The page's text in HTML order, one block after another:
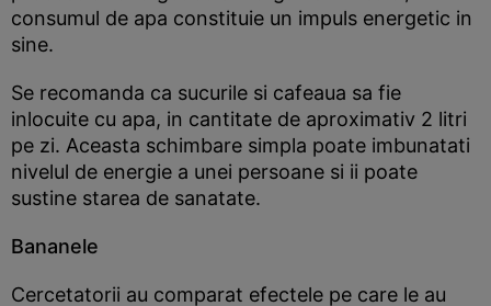
consumul de apa constituie un impuls energetic in
sine.
Se recomanda ca sucurile si cafeaua sa fie
inlocuite cu apa, in cantitate de aproximativ 2 litri
pe zi. Aceasta schimbare simpla poate imbunatati
nivelul de energie a unei persoane si ii poate
sustine starea de sanatate.
Bananele
Cercetatorii au comparat efectele pe care le au